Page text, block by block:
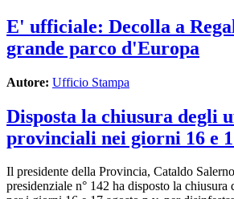
E' ufficiale: Decolla a
grande parco d'Europa
Autore: Ufficio Stampa
Disposta la chiusura degli
provinciali nei giorni 16 e
Il presidente della Provincia, Cataldo
presidenziale n° 142 ha disposto la